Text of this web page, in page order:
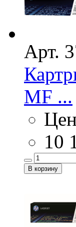
Арт.
MF ...
10